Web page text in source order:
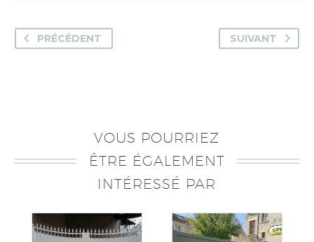
PRÉCÉDENT SUIVANT
VOUS POURRIEZ
ÊTRE ÉGALEMENT
INTÉRESSÉ PAR